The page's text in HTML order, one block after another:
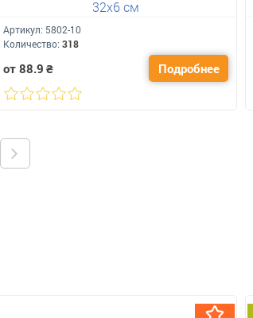
32х6 см
Артикул: 5802-10
Количество: 318
от 88.9 ₴ Подробнее